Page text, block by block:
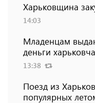
Харьковщина
14:03
Младенцам
деньги
13:38
Поезд из
популярных